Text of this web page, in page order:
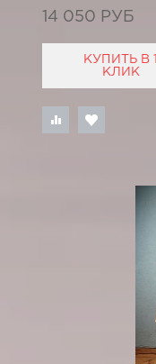
14 050 РУБ
КУПИТЬ В 1
КЛИК